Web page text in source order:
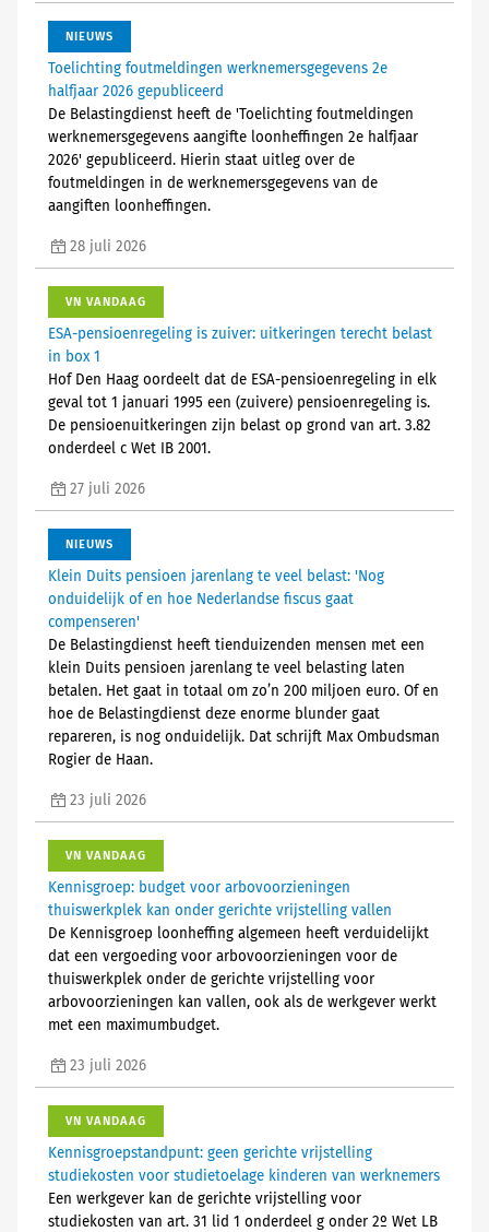
NIEUWS
Toelichting foutmeldingen werknemersgegevens 2e
halfjaar 2026 gepubliceerd
De Belastingdienst heeft de 'Toelichting foutmeldingen
werknemersgegevens aangifte loonheffingen 2e halfjaar
2026' gepubliceerd. Hierin staat uitleg over de
foutmeldingen in de werknemersgegevens van de
aangiften loonheffingen.
28 juli 2026
VN VANDAAG
ESA-pensioenregeling is zuiver: uitkeringen terecht belast
in box 1
Hof Den Haag oordeelt dat de ESA-pensioenregeling in elk
geval tot 1 januari 1995 een (zuivere) pensioenregeling is.
De pensioenuitkeringen zijn belast op grond van art. 3.82
onderdeel c Wet IB 2001.
27 juli 2026
NIEUWS
Klein Duits pensioen jarenlang te veel belast: 'Nog
onduidelijk of en hoe Nederlandse fiscus gaat
compenseren'
De Belastingdienst heeft tienduizenden mensen met een
klein Duits pensioen jarenlang te veel belasting laten
betalen. Het gaat in totaal om zo’n 200 miljoen euro. Of en
hoe de Belastingdienst deze enorme blunder gaat
repareren, is nog onduidelijk. Dat schrijft Max Ombudsman
Rogier de Haan.
23 juli 2026
VN VANDAAG
Kennisgroep: budget voor arbovoorzieningen
thuiswerkplek kan onder gerichte vrijstelling vallen
De Kennisgroep loonheffing algemeen heeft verduidelijkt
dat een vergoeding voor arbovoorzieningen voor de
thuiswerkplek onder de gerichte vrijstelling voor
arbovoorzieningen kan vallen, ook als de werkgever werkt
met een maximumbudget.
23 juli 2026
VN VANDAAG
Kennisgroepstandpunt: geen gerichte vrijstelling
studiekosten voor studietoelage kinderen van werknemers
Een werkgever kan de gerichte vrijstelling voor
studiekosten van art. 31 lid 1 onderdeel g onder 2º Wet LB